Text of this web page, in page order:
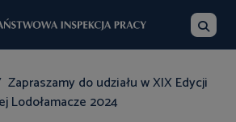
Zapraszamy do udziału w XIX Edycji
Lodołamacze 2024
Szukaj